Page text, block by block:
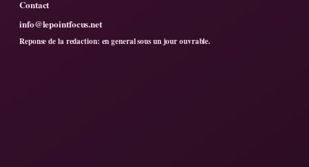
Contact
info@lepointfocus.net
Reponse de la redaction: en general sous un jour ouvrable.